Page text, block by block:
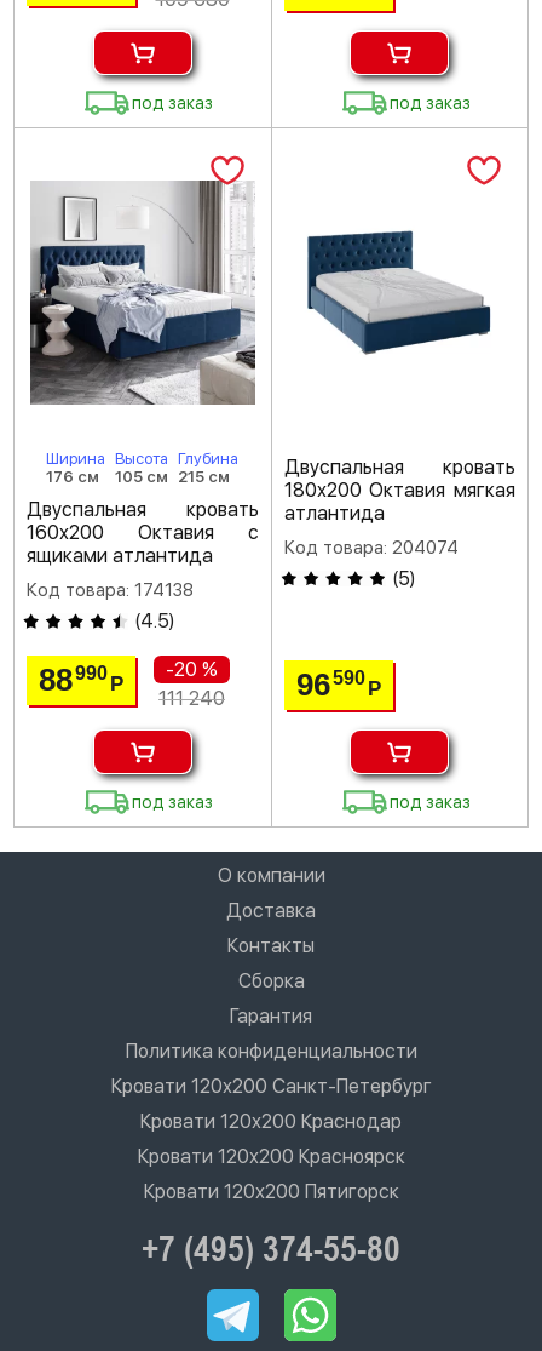
под заказ под заказ
Ширина
176 см
Высота
105 см
Глубина
215 см
Двуспальная кровать
160х200 Октавия с
ящиками атлантида
Код товара: 174138
(4.5)
88990 Р
-20 %
111 240
под заказ
Двуспальная кровать
180х200 Октавия мягкая
атлантида
Код товара: 204074
(5)
96590 Р
под заказ
О компании
Доставка
Контакты
Сборка
Гарантия
Политика конфиденциальности
Кровати 120х200 Санкт-Петербург
Кровати 120х200 Краснодар
Кровати 120х200 Красноярск
Кровати 120х200 Пятигорск
+7 (495) 374-55-80